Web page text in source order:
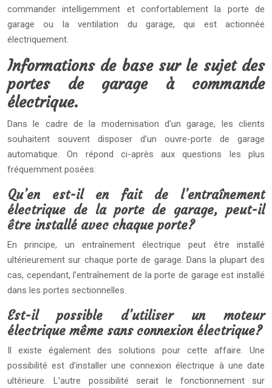
commander intelligemment et confortablement la porte de
garage ou la ventilation du garage, qui est actionnée
électriquement.
Informations de base sur le sujet des
portes de garage à commande
électrique.
Dans le cadre de la modernisation d’un garage, les clients
souhaitent souvent disposer d’un ouvre-porte de garage
automatique. On répond ci-après aux questions les plus
fréquemment posées:
Qu’en est-il en fait de l’entraînement
électrique de la porte de garage, peut-il
être installé avec chaque porte?
En principe, un entraînement électrique peut être installé
ultérieurement sur chaque porte de garage. Dans la plupart des
cas, cependant, l’entraînement de la porte de garage est installé
dans les portes sectionnelles.
Est-il possible d’utiliser un moteur
électrique même sans connexion électrique?
Il existe également des solutions pour cette affaire. Une
possibilité est d’installer une connexion électrique à une date
ultérieure. L’autre possibilité serait le fonctionnement sur